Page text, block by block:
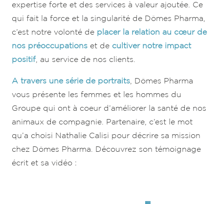
expertise forte et des services à valeur ajoutée. Ce
qui fait la force et la singularité de Dômes Pharma,
c’est notre volonté de placer la relation au cœur de
nos préoccupations et de cultiver notre impact
positif, au service de nos clients.
A travers une série de portraits , Dômes Pharma
vous présente les femmes et les hommes du
Groupe qui ont à coeur d’améliorer la santé de nos
animaux de compagnie. Partenaire, c’est le mot
qu’a choisi Nathalie Calisi pour décrire sa mission
chez Dômes Pharma. Découvrez son témoignage
écrit et sa vidéo :